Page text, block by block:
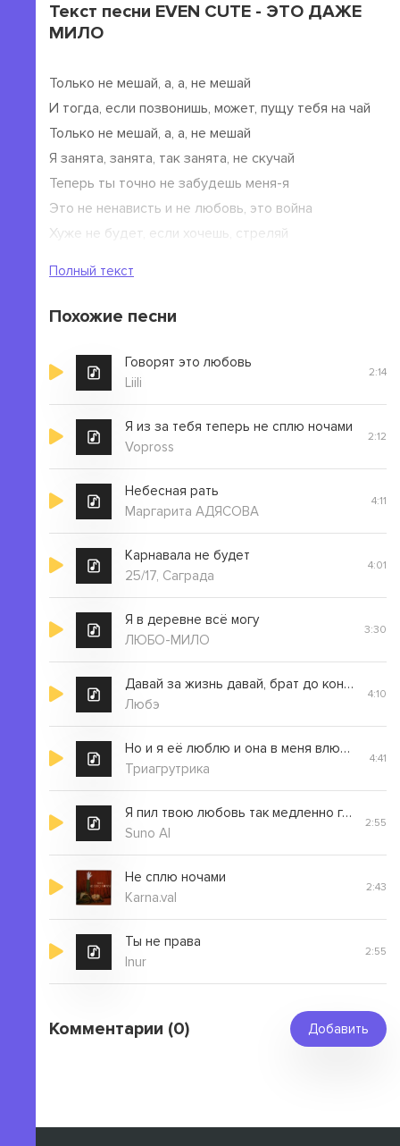
Текст песни EVEN CUTE - ЭТО ДАЖЕ
МИЛО
Только не мешай, а, а, не мешай
И тогда, если позвонишь, может, пущу тебя на чай
Только не мешай, а, а, не мешай
Я занята, занята, так занята, не скучай
Теперь ты точно не забудешь меня-я
Это не ненависть и не любовь, это война
Хуже не будет, если хочешь, стреляй
Это война это война
Теперь ты точно не забудешь меня
Теперь ты мой враг это даже мило
Теперь ты точно не забудешь меня
Теперь ты мой враг это даже мило
Полный текст
Похожие песни
Говорят это любовь
Liili
2:14
Я из за тебя теперь не сплю ночами
Vopross
2:12
Небесная рать
Маргарита АДЯСОВА
4:11
Карнавала не будет
25/17, Саграда
4:01
Я в деревне всё могу
ЛЮБО-МИЛО
3:30
Давай за жизнь давай, брат до конца
Любэ
4:10
Но и я её люблю и она в меня влюблена
Триагрутрика
4:41
Я пил твою любовь так медленно глотками
Suno AI
2:55
Не сплю ночами
Karna.val
2:43
Ты не права
Inur
2:55
Комментарии (0) Добавить